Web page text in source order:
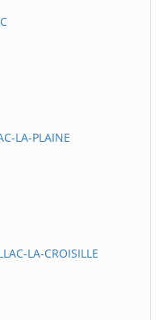
LA-PLAINE
LA-CROISILLE